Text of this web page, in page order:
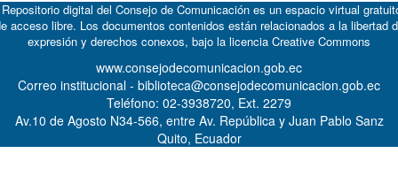
digital del Consejo de Comunicación es un espacio virtual
acceso libre. Los documentos contenidos están relacionados a la libertad
expresión y derechos conexos, bajo la licencia Creative Commons
www.consejodecomunicacion.gob.ec
Correo institucional - biblioteca@consejodecomunicacion.gob.ec
Teléfono: 02-3938720, Ext. 2279
Av.10 de Agosto N34-566, entre Av. República y Juan Pablo Sanz
Quito, Ecuador